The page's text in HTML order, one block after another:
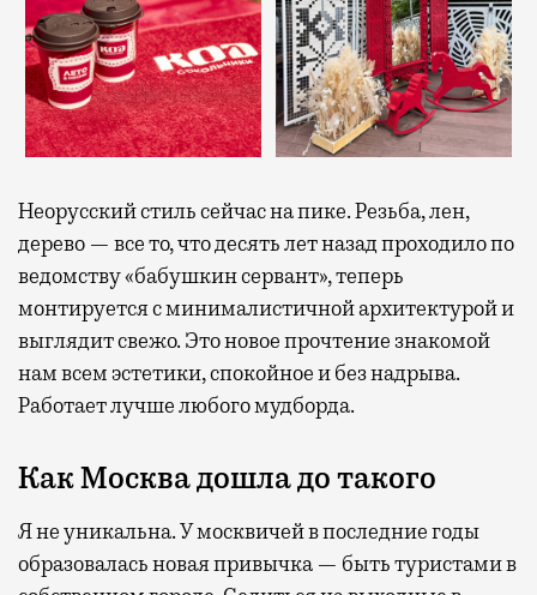
Неорусский стиль сейчас на пике. Резьба, лен,
дерево — все то, что десять лет назад проходило по
ведомству «бабушкин сервант», теперь
монтируется с минималистичной архитектурой и
выглядит свежо. Это новое прочтение знакомой
нам всем эстетики, спокойное и без надрыва.
Работает лучше любого мудборда.
Как Москва дошла до такого
Я не уникальна. У москвичей в последние годы
образовалась новая привычка — быть туристами в